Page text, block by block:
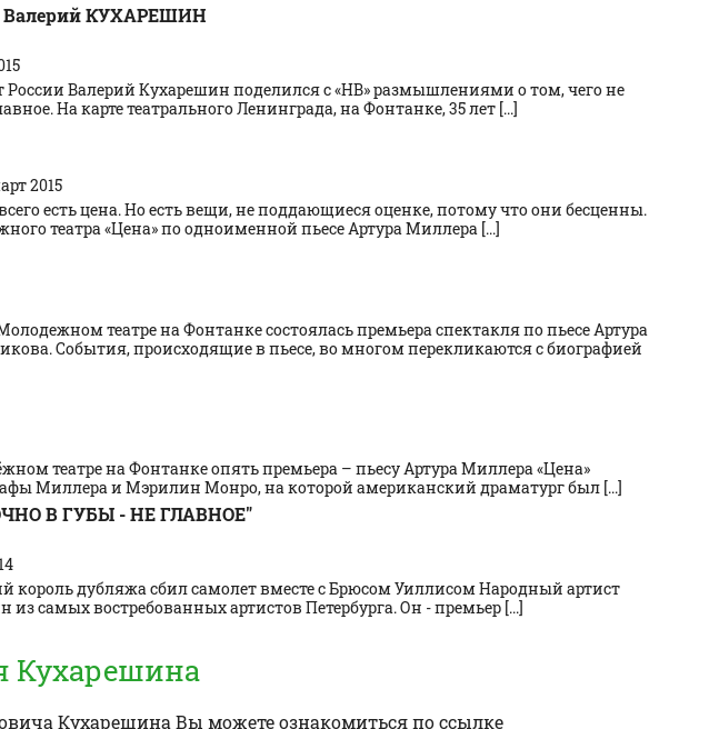
КУХАРЕШИН
Валерий Кухарешин поделился с «НВ» размышлениями о том, чего не
На карте театрального Ленинграда, на Фонтанке, 35 лет [...]
2015
есть цена. Но есть вещи, не поддающиеся оценке, потому что они бесценны.
театра «Цена» по одноименной пьесе Артура Миллера [...]
театре на Фонтанке состоялась премьера спектакля по пьесе Артура
События, происходящие в пьесе, во многом перекликаются с биографией
театре на Фонтанке опять премьера – пьесу Артура Миллера «Цена»
Миллера и Мэрилин Монро, на которой американский драматург был [...]
В ГУБЫ - НЕ ГЛАВНОЕ"
король дубляжа сбил самолет вместе с Брюсом Уиллисом Народный артист
самых востребованных артистов Петербурга. Он - премьер [...]
Кухарешина
Кухарешина Вы можете ознакомиться поссылке